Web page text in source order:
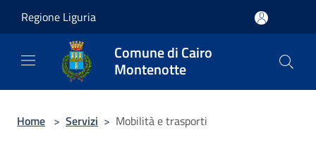
Regione Liguria
Comune di Cairo
Montenotte
Home > Servizi > Mobilità e trasporti